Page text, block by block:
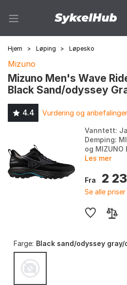
Hjem > Løping > Løpesko
Mizuno
Mizuno Men's Wave
Black Sand/odyssey
4.4 Vurdering og anbefalinger
Vanntett:
Demping:
og MIZUNO
Yttersåle:
%
Les mer
Fra 2
Se alle priser
Farge: Black sand/odyssey